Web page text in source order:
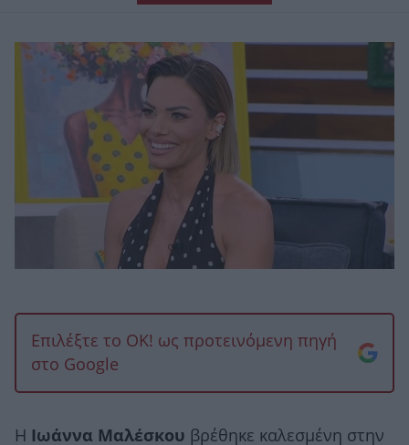
Επιλέξτε το OK! ως προτεινόμενη πηγή
στο Google
Η Ιωάννα Μαλέσκου βρέθηκε καλεσμένη στην